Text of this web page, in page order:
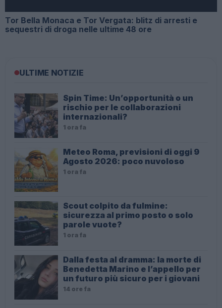
Tor Bella Monaca e Tor Vergata: blitz di arresti e
sequestri di droga nelle ultime 48 ore
ULTIME NOTIZIE
Spin Time: Un’opportunità o un
rischio per le collaborazioni
internazionali?
1 ora fa
Meteo Roma, previsioni di oggi 9
Agosto 2026: poco nuvoloso
1 ora fa
Scout colpito da fulmine:
sicurezza al primo posto o solo
parole vuote?
1 ora fa
Dalla festa al dramma: la morte di
Benedetta Marino e l’appello per
un futuro più sicuro per i giovani
14 ore fa